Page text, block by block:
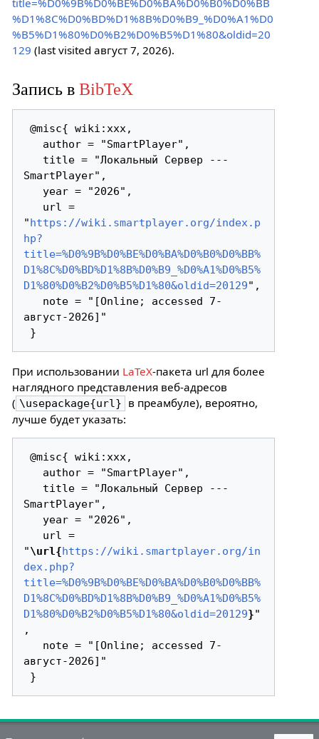
%D1%8C%D0%BD%D1%8B%D0%B9_%D0%A1%D0
%B5%D1%80%D0%B2%D0%B5%D1%80&oldid=20
129 (last visited август 7, 2026).
Запись в BibTeX
@misc{ wiki:xxx,
SmartPlayer",
"https://wiki.smartplayer.org/index.p
hp?
title=%D0%9B%D0%BE%D0%BA%D0%B0%D0%BB%
D1%8C%D0%BD%D1%8B%D0%B9_%D0%A1%D0%B5%
D1%80%D0%B2%D0%B5%D1%80&oldid=20129",
август-2026]"
При использовании LaTeX-пакета url для более
наглядного представления веб-адресов
( \usepackage{url}
в преамбуле), вероятно,
лучше будет указать:
@misc{ wiki:xxx,
SmartPlayer",
"\url{https://wiki.smartplayer.org/in
dex.php?
title=%D0%9B%D0%BE%D0%BA%D0%B0%D0%BB%
D1%8C%D0%BD%D1%8B%D0%B9_%D0%A1%D0%B5%
D1%80%D0%B2%D0%B5%D1%80&oldid=20129}"
,
август-2026]"